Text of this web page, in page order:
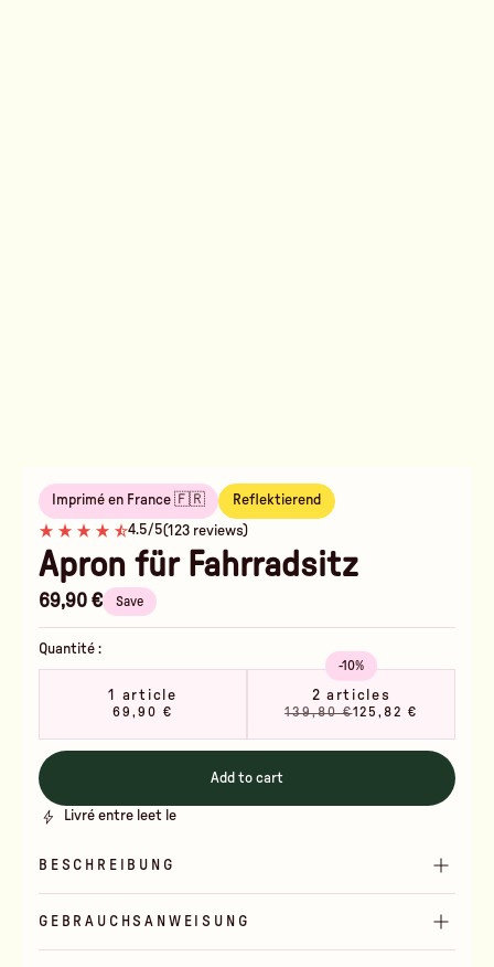
4.5/5(123 reviews)
Imprimé en France 🇫🇷 Reflektierend
Apron für Fahrradsitz
69,90 € Save
Quantité :
1 article
69,90 €
-10%
2 articles
139,80 €125,82 €
Add to cart
Livré entre leet le
BESCHREIBUNG
GEBRAUCHSANWEISUNG